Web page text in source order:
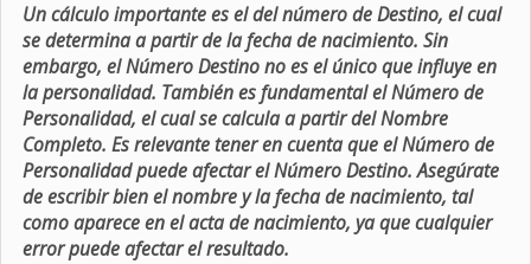
Un cálculo importante es el del número de Destino, el cual
se determina a partir de la fecha de nacimiento. Sin
embargo, el Número Destino no es el único que influye en
la personalidad. También es fundamental el Número de
Personalidad, el cual se calcula a partir del Nombre
Completo. Es relevante tener en cuenta que el Número de
Personalidad puede afectar el Número Destino. Asegúrate
de escribir bien el nombre y la fecha de nacimiento, tal
como aparece en el acta de nacimiento, ya que cualquier
error puede afectar el resultado.